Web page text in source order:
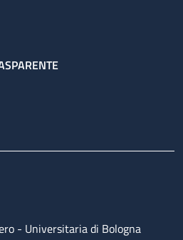
- Universitaria di Bologna